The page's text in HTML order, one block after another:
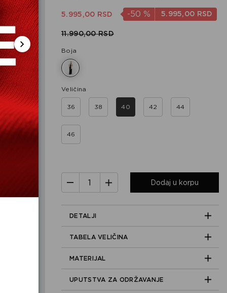
5.995,00 RSD -50 % 5.995,00 RSD
11.990,00 RSD
Boja
Veličina
36 38 40 42 44
46
Dodaj u korpu
DETALJI
TABELA VELIČINA
MATERIJAL
UPUTSTVA ZA ODRŽAVANJE